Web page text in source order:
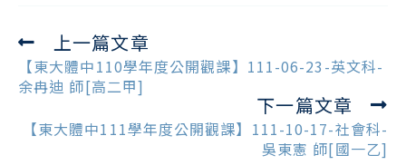
Read
more
articles
上一篇文章
【東大體中110學年度公開觀課】111-06-23-英文科-
余冉迪 師[高二甲]
下一篇文章
【東大體中111學年度公開觀課】111-10-17-社會科-
吳東憲 師[國一乙]